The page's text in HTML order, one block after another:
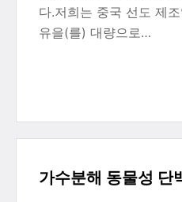
다.저희는 중국 선도 제
유을(를) 대량으로…
가수분해 동물성 단